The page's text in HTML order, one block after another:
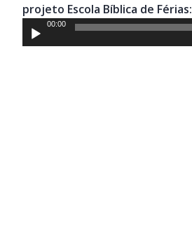
projeto Escola Bíblica de Férias:
Tocador
de
00:00